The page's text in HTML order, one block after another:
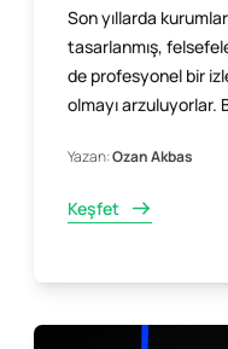
Son yıllarda
tasarlanmış,
de profesyonel bir
olmayı arzuluyorlar.
Yazan:Ozan Akbas
Keşfet